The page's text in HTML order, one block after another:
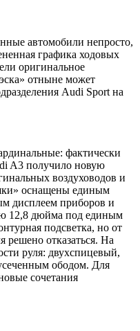
автомобили непросто,
графика ходовых
оригинальное
отныне может
Audi Sport на
фактически
A3 получило новую
воздуховодов и
оснащены единым
дисплеем приборов и
12,8 дюйма под единым
подсветка, но от
решено отказаться. На
руля: двухспицевый,
ободом. Для
сочетания